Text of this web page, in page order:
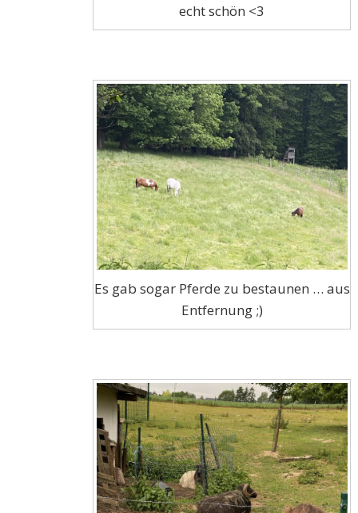
echt schön <3
Es gab sogar Pferde zu bestaunen … aus
Entfernung ;)